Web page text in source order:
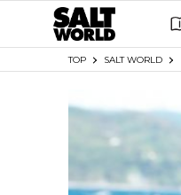
TOP SALT WORLD